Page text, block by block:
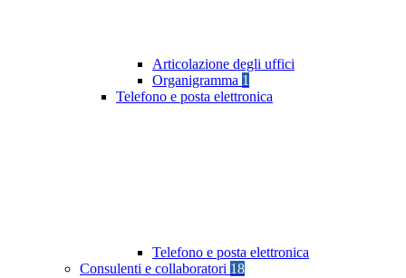
Articolazione degli uffici
Organigramma 1
Telefono e posta elettronica
Telefono e posta elettronica
Consulenti e collaboratori 18